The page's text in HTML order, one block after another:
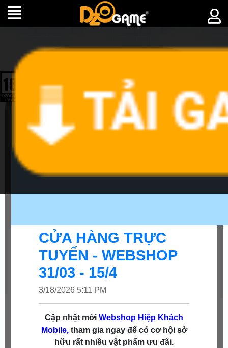
►
CỬA HÀNG TRỰC
TUYẾN - WEBSHOP
31/03 - 15/4
3/18/2026 5:11 PM
Cập nhật mới Webshop Hiệp Khách
Mobile,tham gia ngay để có cơ hội sở
hữu rất nhiều vật phẩm ưu đãi.